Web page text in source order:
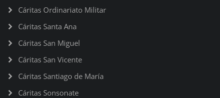
Cáritas Ordinariato Militar
Cáritas Santa Ana
Cáritas San Miguel
Cáritas San Vicente
Cáritas Santiago de María
Cáritas Sonsonate